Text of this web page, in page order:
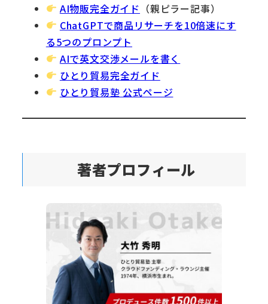
AI物販完全ガイド （親ピラー記事）
ChatGPTで商品リサーチを10倍速にす
る5つのプロンプト
AIで英文交渉メールを書く
ひとり貿易完全ガイド
ひとり貿易塾 公式ページ
著者プロフィール